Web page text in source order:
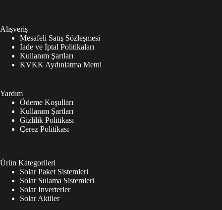
Alışveriş
Mesafeli Satış Sözleşmesi
İade ve İptal Politikaları
Kullanım Şartları
KVKK Aydınlatma Metni
Yardım
Ödeme Koşulları
Kullanım Şartları
Gizlilik Politikası
Çerez Politikası
Ürün Kategorileri
Solar Paket Sistemleri
Solar Sulama Sistemleri
Solar Inverterler
Solar Aküler